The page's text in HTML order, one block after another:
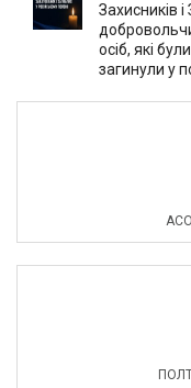
Захисників
осіб, які
загинули у